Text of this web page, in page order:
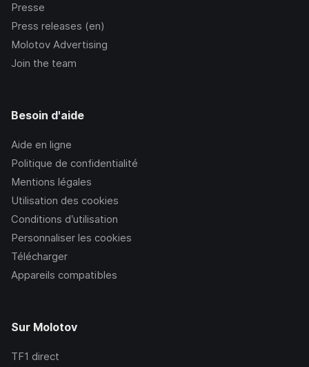
Presse
Press releases (en)
Molotov Advertising
Join the team
Besoin d'aide
Aide en ligne
Politique de confidentialité
Mentions légales
Utilisation des cookies
Conditions d’utilisation
Personnaliser les cookies
Télécharger
Appareils compatibles
Sur Molotov
TF1 direct